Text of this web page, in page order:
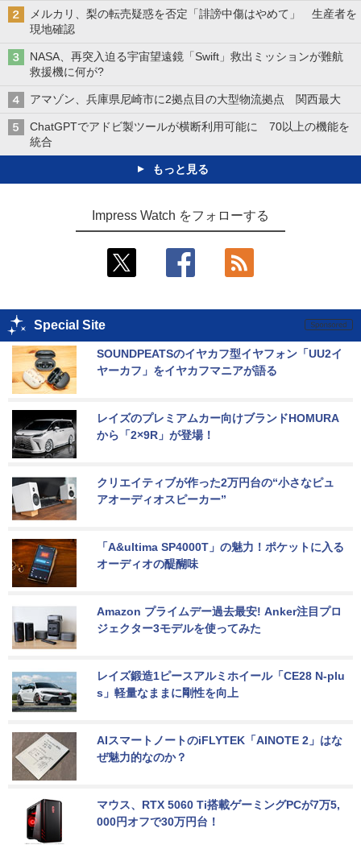
メルカリ、梨の転売疑惑を否定「誹謗中傷はやめて」 生産者を
現地確認
NASA、再突入迫る宇宙望遠鏡「Swift」救出ミッションが難航
救援機に何が?
アマゾン、兵庫県尼崎市に2拠点目の大型物流拠点 関西最大
ChatGPTでアドビ製ツールが横断利用可能に 70以上の機能を
統合
もっと見る
Impress Watch をフォローする
Special Site
SOUNDPEATSのイヤカフ型イヤフォン「UU2イ
ヤーカフ」をイヤカフマニアが語る
レイズのプレミアムカー向けブランドHOMURA
から「2×9R」が登場！
クリエイティブが作った2万円台の“小さなピュ
アオーディオスピーカー”
「A&ultima SP4000T」の魅力！ポケットに入る
オーディオの醍醐味
Amazon プライムデー過去最安! Anker注目プロ
ジェクター3モデルを使ってみた
レイズ鍛造1ピースアルミホイール「CE28 N-plu
s」軽量なままに剛性を向上
AIスマートノートのiFLYTEK「AINOTE 2」はな
ぜ魅力的なのか？
マウス、RTX 5060 Ti搭載ゲーミングPCが7万5,
000円オフで30万円台！